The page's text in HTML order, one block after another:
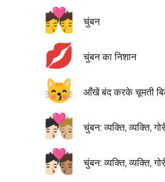
💏 चुंबन
💋 चुंबन का निशान
😽 आँखें बंद करके चूमती
🧑🏻‍❤️‍💋‍🧑🏼 चुंबन: व्यक्ति, व्यक्ति,
🧑🏻‍❤️‍💋‍🧑🏽 चुंबन: व्यक्ति, व्यक्ति,